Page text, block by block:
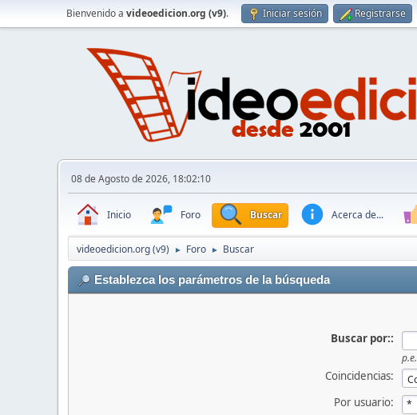
Bienvenido a videoedicion.org (v9). Iniciar sesión Registrarse
08 de Agosto de 2026, 18:02:10
Inicio Foro Buscar Acerca de...
videoedicion.org (v9) ► Foro ► Buscar
Establezca los parámetros de la búsqueda
Buscar por::
p.e.
Coincidencias:
Por usuario: